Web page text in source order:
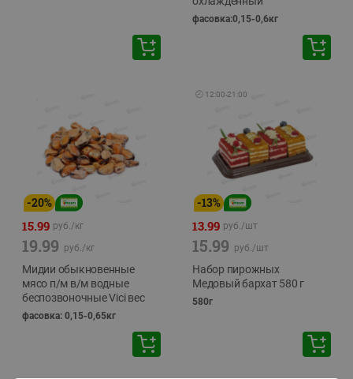
фасовка:0,15-0,6кг
-20%
15.99 руб./кг
19.99 руб./кг
Мидии обыкновенные
мясо п/м в/м водные
беспозвоночные Vici вес
фасовка: 0,15-0,65кг
🕘 12:00-21:00
-13%
13.99 руб./шт
15.99 руб./шт
Набор пирожных
Медовый бархат 580 г
580г